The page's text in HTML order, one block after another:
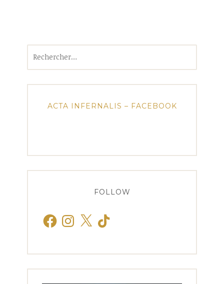
ACTA INFERNALIS – FACEBOOK
FOLLOW
FacebookInstagram
X TikTok